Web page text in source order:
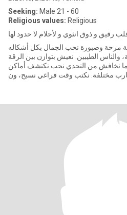
Seeking: Male 21 - 60
Religious values: Religious
مرحة وصبورة نحب الجمال بكل أشكاله
البحر، الطبيعة، اللحظات الصادقة، والناس الطيبين. نعيش بتوازن بين الرقة
ما نخافش من التحدي نحب نكتشف أماكن
وقت فراغي نسبح، ون